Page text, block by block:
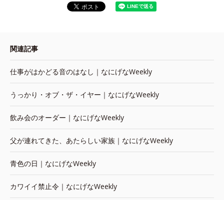
関連記事
仕事がはかどる音のはなし｜なにげなWeekly
うっかり・オブ・ザ・イヤー｜なにげなWeekly
飲み会のオーダー｜なにげなWeekly
父が連れてきた、あたらしい家族｜なにげなWeekly
青色の日｜なにげなWeekly
カワイイ禁止令｜なにげなWeekly